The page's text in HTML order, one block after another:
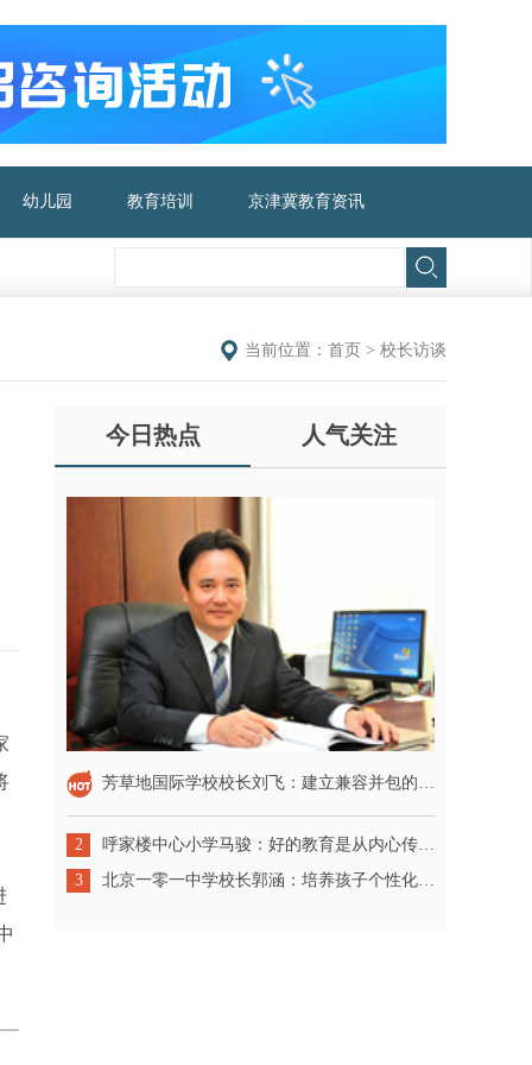
幼儿园 教育培训 京津冀教育资讯
当前位置： 首页 > 校长访谈
今日热点 人气关注
芳草地国际学校校长刘飞：建立兼容并包的校园文化
2
呼家楼中心小学马骏：好的教育是从内心传递出来的
3
北京一零一中学校长郭涵：培养孩子个性化发展